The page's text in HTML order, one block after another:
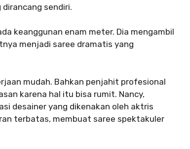
sendiri.
keanggunan enam meter. Dia mengambil
menjadi saree dramatis yang
mudah. Bahkan penjahit profesional
karena hal itu bisa rumit. Nancy,
desainer yang dikenakan oleh aktris
terbatas, membuat saree spektakuler